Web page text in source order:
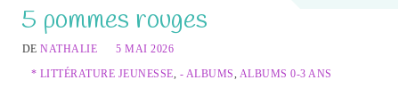
5 pommes rouges
DENATHALIE
5 MAI 2026
* LITTÉRATURE JEUNESSE, - ALBUMS, ALBUMS 0-3 ANS